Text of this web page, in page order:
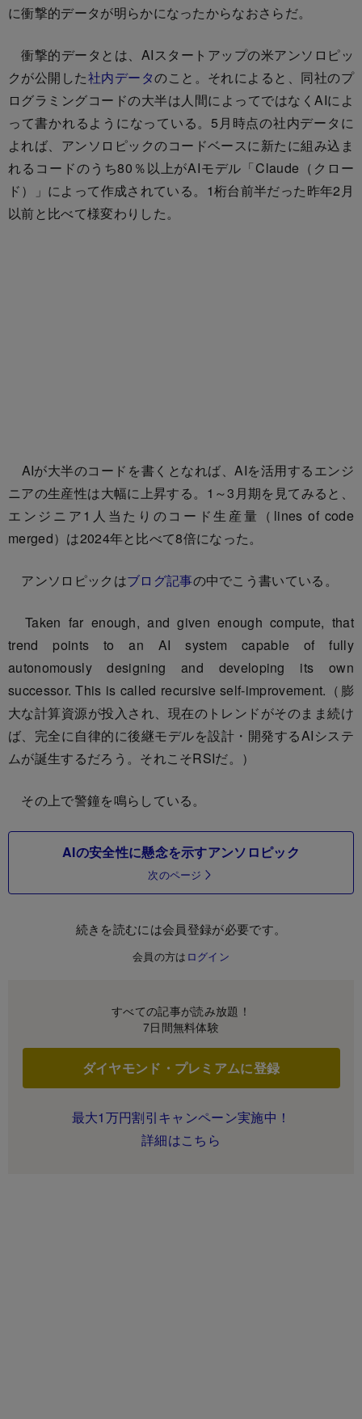
に衝撃的データが明らかになったからなおさらだ。
衝撃的データとは、AIスタートアップの米アンソロピッ
クが公開した社内データのこと。それによると、同社のプ
ログラミングコードの大半は人間によってではなくAIによ
って書かれるようになっている。5月時点の社内データに
よれば、アンソロピックのコードベースに新たに組み込ま
れるコードのうち80％以上がAIモデル「Claude（クロー
ド）」によって作成されている。1桁台前半だった昨年2月
以前と比べて様変わりした。
AIが大半のコードを書くとなれば、AIを活用するエンジ
ニアの生産性は大幅に上昇する。1～3月期を見てみると、
エンジニア1人当たりのコード生産量（lines of code
merged）は2024年と比べて8倍になった。
アンソロピックはブログ記事の中でこう書いている。
Taken far enough, and given enough compute, that
trend points to an AI system capable of fully
autonomously designing and developing its own
successor. This is called recursive self-improvement.（膨
大な計算資源が投入され、現在のトレンドがそのまま続け
ば、完全に自律的に後継モデルを設計・開発するAIシステ
ムが誕生するだろう。それこそRSIだ。）
その上で警鐘を鳴らしている。
AIの安全性に懸念を示すアンソロピック
次のページ
続きを読むには会員登録が必要です。
会員の方は ログイン
すべての記事が読み放題！
7日間無料体験
ダイヤモンド・プレミアムに登録
最大1万円割引キャンペーン実施中！
詳細はこちら